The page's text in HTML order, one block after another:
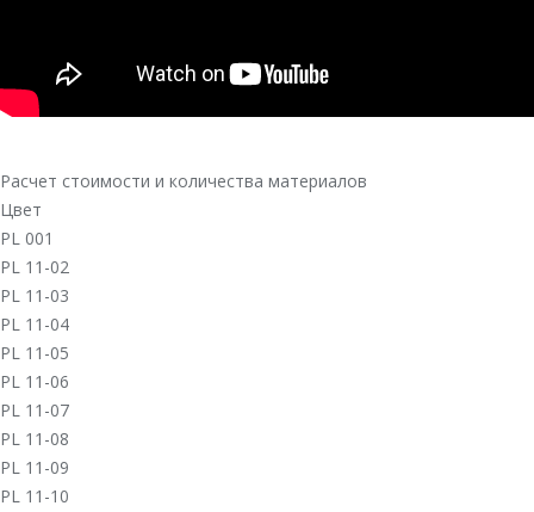
Расчет стоимости и количества материалов
Цвет
PL 001
PL 11-02
PL 11-03
PL 11-04
PL 11-05
PL 11-06
PL 11-07
PL 11-08
PL 11-09
PL 11-10